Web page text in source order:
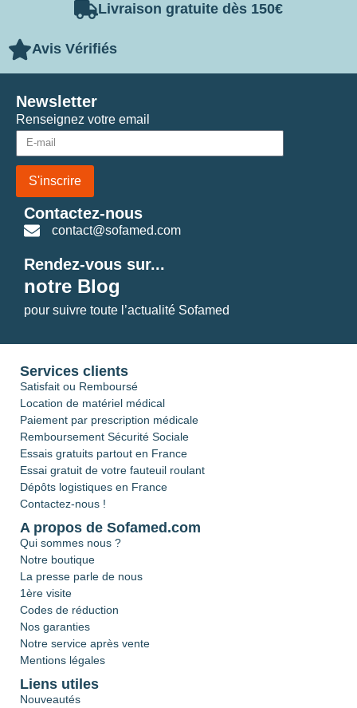
Livraison gratuite dès 150€
Avis Vérifiés
Renseignez votre email
S'inscrire
Newsletter
Contactez-nous
contact@sofamed.com
Rendez-vous sur...
notre Blog
pour suivre toute l’actualité Sofamed
Services clients
Satisfait ou Remboursé
Location de matériel médical
Paiement par prescription médicale
Remboursement Sécurité Sociale
Essais gratuits partout en France
Essai gratuit de votre fauteuil roulant
Dépôts logistiques en France
Contactez-nous !
A propos de Sofamed.com
Qui sommes nous ?
Notre boutique
La presse parle de nous
1ère visite
Codes de réduction
Nos garanties
Notre service après vente
Mentions légales
Liens utiles
Nouveautés